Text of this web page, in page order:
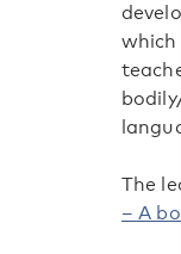
which
The
– A